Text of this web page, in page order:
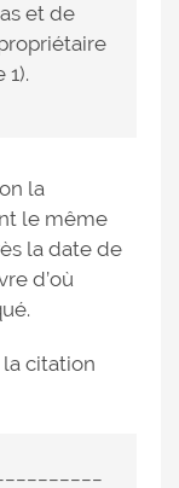
et de
1).
la
le même
la date de
d’où
la citation